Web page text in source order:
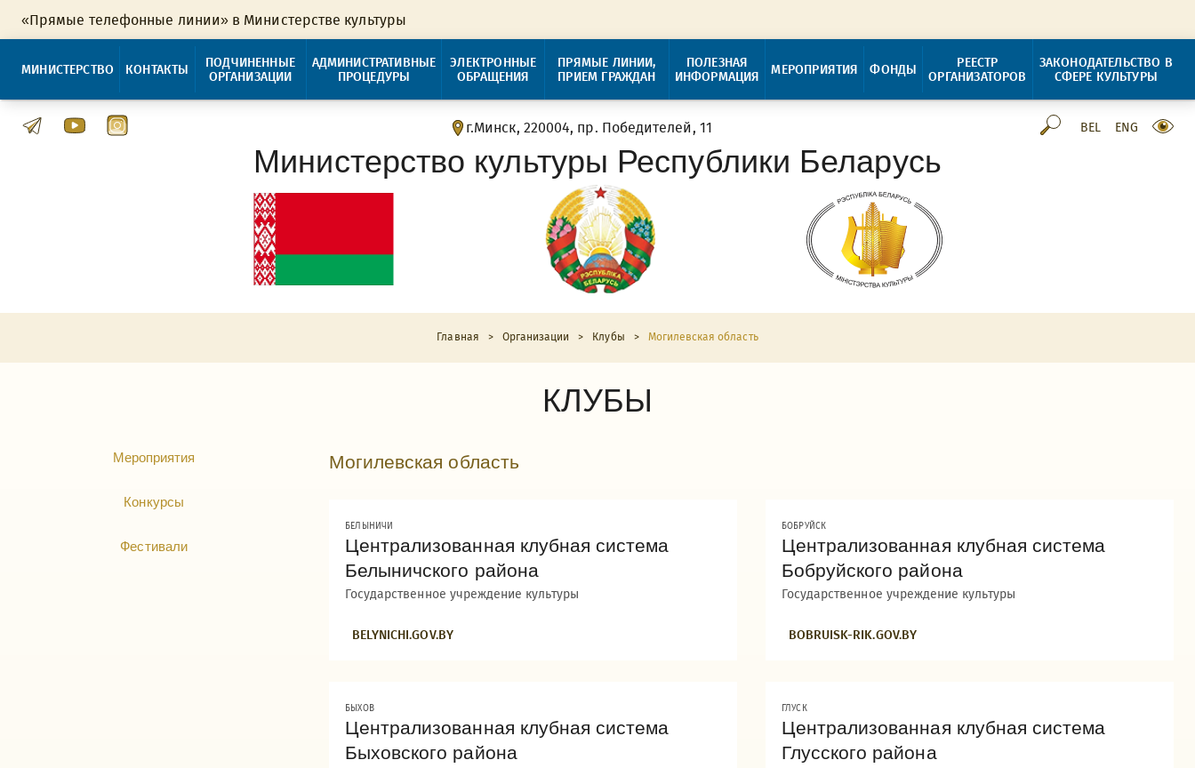
«Прямые телефонные линии» в Министерстве культуры
МИНИСТЕРСТВО КОНТАКТЫ
ПОДЧИНЕННЫЕ
ОРГАНИЗАЦИИ
АДМИНИСТРАТИВНЫЕ
ПРОЦЕДУРЫ
ЭЛЕКТРОННЫЕ
ОБРАЩЕНИЯ
ПРЯМЫЕ ЛИНИИ,
ПРИЕМ ГРАЖДАН
ПОЛЕЗНАЯ
ИНФОРМАЦИЯ
МЕРОПРИЯТИЯ ФОНДЫ
РЕЕСТР
ОРГАНИЗАТОРОВ
ЗАКОНОДАТЕЛЬСТВО В
СФЕРЕ КУЛЬТУРЫ
г.Минск, 220004, пр. Победителей, 11 BEL ENG
Министерство культуры Республики Беларусь
Главная > Организации > Клубы > Могилевская область
КЛУБЫ
Мероприятия
Конкурсы
Фестивали
Могилевская область
БЕЛЫНИЧИ
Централизованная клубная система
Белыничского района
Государственное учреждение культуры
BELYNICHI.GOV.BY
БОБРУЙСК
Централизованная клубная система
Бобруйского района
Государственное учреждение культуры
BOBRUISK-RIK.GOV.BY
БЫХОВ
Централизованная клубная система
Быховского района
ГЛУСК
Централизованная клубная система
Глусского района